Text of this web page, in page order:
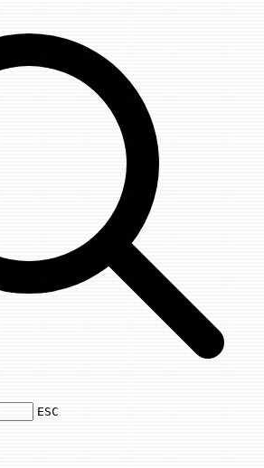
Use arrow keys to navigate results,
ESC